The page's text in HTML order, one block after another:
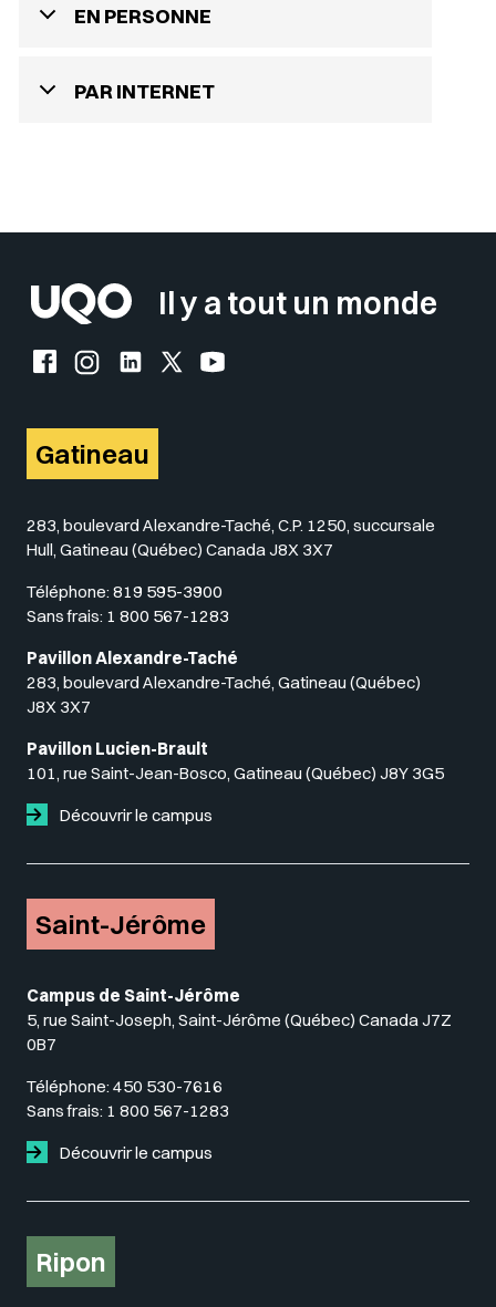
EN PERSONNE
PAR INTERNET
Il y a tout un monde
Facebook de l'UQO
Instagram de l'UQO
LinkedIn de l'UQO
X (Twitter) de l'UQO
YouTube de l'UQO
Gatineau
283, boulevard Alexandre-Taché, C.P. 1250, succursale
Hull, Gatineau (Québec) Canada J8X 3X7
Téléphone: 819 595-3900
Sans frais: 1 800 567-1283
Pavillon Alexandre-Taché
283, boulevard Alexandre-Taché, Gatineau (Québec)
J8X 3X7
Pavillon Lucien-Brault
101, rue Saint-Jean-Bosco, Gatineau (Québec) J8Y 3G5
Découvrir le campus
Saint-Jérôme
Campus de Saint-Jérôme
5, rue Saint-Joseph, Saint-Jérôme (Québec) Canada J7Z
0B7
Téléphone: 450 530-7616
Sans frais: 1 800 567-1283
Découvrir le campus
Ripon